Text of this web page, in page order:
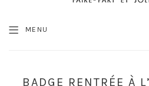
MENU
BADGE RENTRÉE À